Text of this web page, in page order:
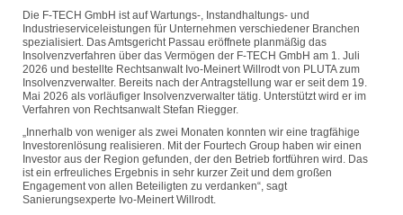
Die F-TECH GmbH ist auf Wartungs-, Instandhaltungs- und
Industrieserviceleistungen für Unternehmen verschiedener Branchen
spezialisiert. Das Amtsgericht Passau eröffnete planmäßig das
Insolvenzverfahren über das Vermögen der F-TECH GmbH am 1. Juli
2026 und bestellte Rechtsanwalt Ivo-Meinert Willrodt von PLUTA zum
Insolvenzverwalter. Bereits nach der Antragstellung war er seit dem 19.
Mai 2026 als vorläufiger Insolvenzverwalter tätig. Unterstützt wird er im
Verfahren von Rechtsanwalt Stefan Riegger.
„Innerhalb von weniger als zwei Monaten konnten wir eine tragfähige
Investorenlösung realisieren. Mit der Fourtech Group haben wir einen
Investor aus der Region gefunden, der den Betrieb fortführen wird. Das
ist ein erfreuliches Ergebnis in sehr kurzer Zeit und dem großen
Engagement von allen Beteiligten zu verdanken“, sagt
Sanierungsexperte Ivo-Meinert Willrodt.